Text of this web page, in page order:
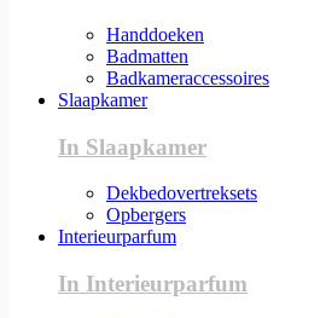
Handdoeken
Badmatten
Badkameraccessoires
Slaapkamer
In Slaapkamer
Dekbedovertreksets
Opbergers
Interieurparfum
In Interieurparfum